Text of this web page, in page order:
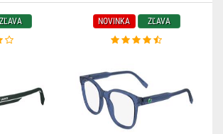
ZĽAVA NOVINKA ZĽAVA